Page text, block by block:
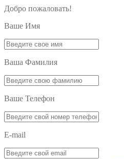
Добро пожаловать!
Ваше Имя
Ваша Фамилия
Ваше Телефон
E-mail